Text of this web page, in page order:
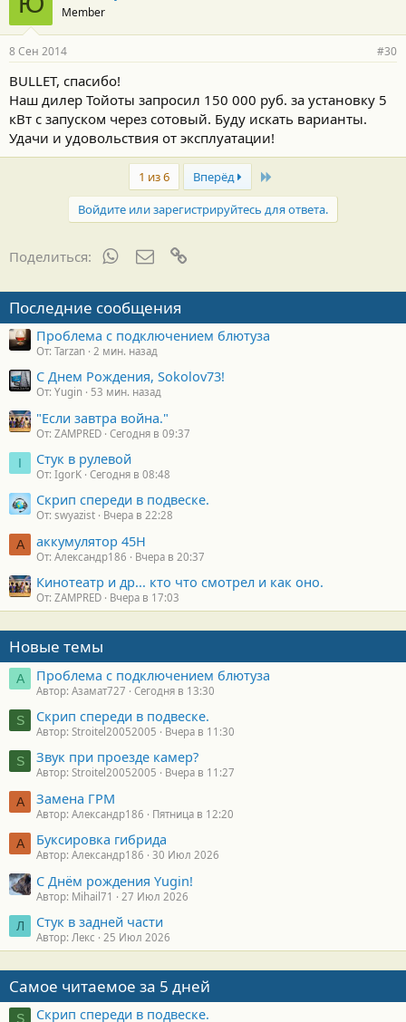
д
а
н
с
т
и
Member
8 Сен 2014 #30
BULLET, спасибо!
Наш дилер Тойоты запросил 150 000 руб. за установку 5
кВт с запуском через сотовый. Буду искать варианты.
Удачи и удовольствия от эксплуатации!
1 из 6 Вперёд Last
Войдите или зарегистрируйтесь для ответа.
Поделиться: WhatsAppЭлектронная почта
Последние сообщения
Проблема с подключением блютуза
От: Tarzan 2 мин. назад
С Днем Рождения, Sokolov73!
От: Yugin 53 мин. назад
"Если завтра война."
От: ZAMPRED Сегодня в 09:37
I Стук в рулевой
От: IgorK Сегодня в 08:48
Скрип спереди в подвеске.
От: swyazist Вчера в 22:28
А аккумулятор 45H
От: Александр186 Вчера в 20:37
Кинотеатр и др... кто что смотрел и как оно.
От: ZAMPRED Вчера в 17:03
Новые темы
А Проблема с подключением блютуза
Автор: Азамат727 Сегодня в 13:30
S Скрип спереди в подвеске.
Автор: Stroitel20052005 Вчера в 11:30
S Звук при проезде камер?
Автор: Stroitel20052005 Вчера в 11:27
А Замена ГРМ
Автор: Александр186 Пятница в 12:20
А Буксировка гибрида
Автор: Александр186 30 Июл 2026
С Днём рождения Yugin!
Автор: Mihail71 27 Июл 2026
Л Стук в задней части
Автор: Лекс 25 Июл 2026
Самое читаемое за 5 дней
S Скрип спереди в подвеске.